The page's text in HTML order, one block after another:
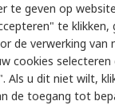
te geven op
te klikken,
de verwerking van
cookies
Als u dit niet wilt,
de toegang tot